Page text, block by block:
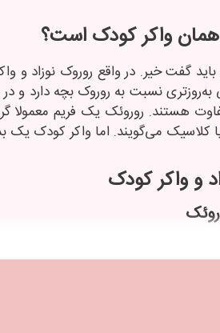
همان واکر کودک است؟
گفت خیر. در واقع روروک نوزاد
نسبت به روروک بچه دارد و
هستند. روروئک یک فریم
کلاسیک می‌گویند. اما واکر کودک یک
و واکر کودک